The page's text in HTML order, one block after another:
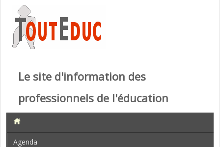
Le site d'information des
professionnels de l'éducation
Agenda